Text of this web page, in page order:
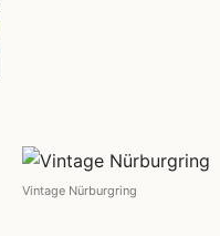
Vintage Nürburgring